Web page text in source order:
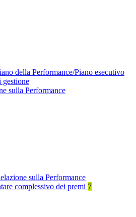
della Performance/Piano esecutivo
gestione
sulla Performance
sulla Performance
complessivo dei premi 7